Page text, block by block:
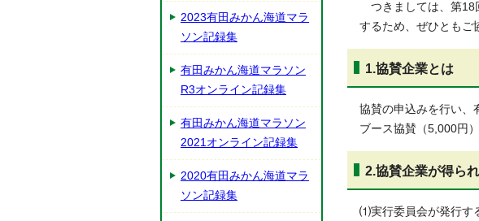
つきましては、第18
するため、ぜひともご
1.協賛企業とは
協賛の申込みを行い、
ブース協賛（5,000円
2.協賛企業が得ら
⑴実行委員会が発行す
2023有田みかん海道マラ
ソン記録集
有田みかん海道マラソン
R3オンライン記録集
有田みかん海道マラソン
2021オンライン記録集
2020有田みかん海道マラ
ソン記録集